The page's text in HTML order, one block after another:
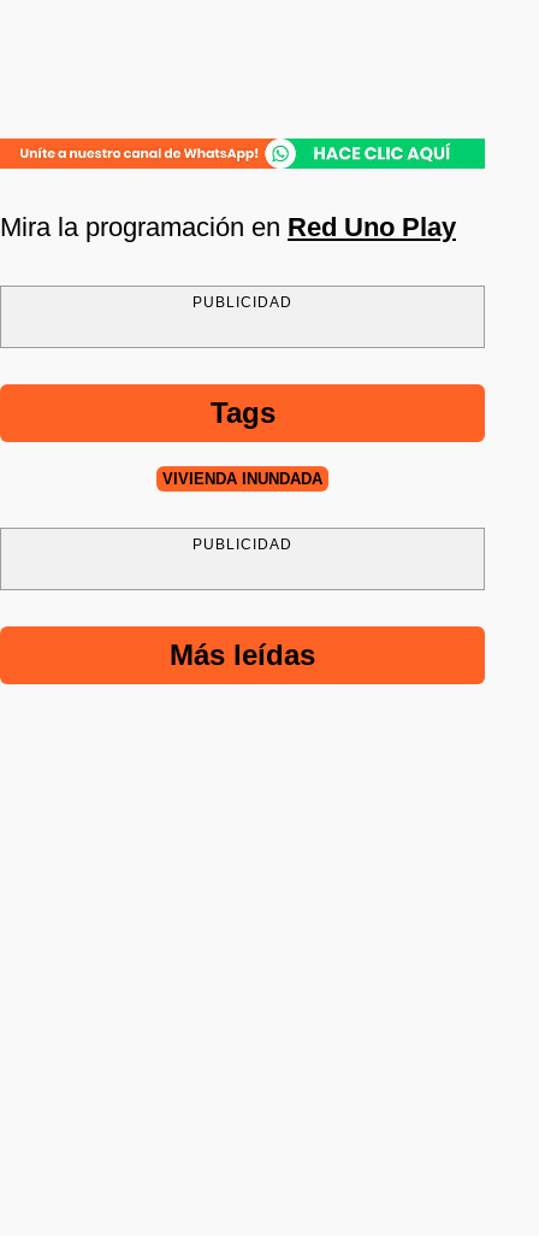
Mira la programación en Red Uno Play
PUBLICIDAD
Tags
VIVIENDA INUNDADA
PUBLICIDAD
Más leídas